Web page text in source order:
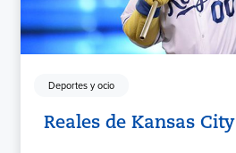
Deportes y ocio
Reales de Kansas City